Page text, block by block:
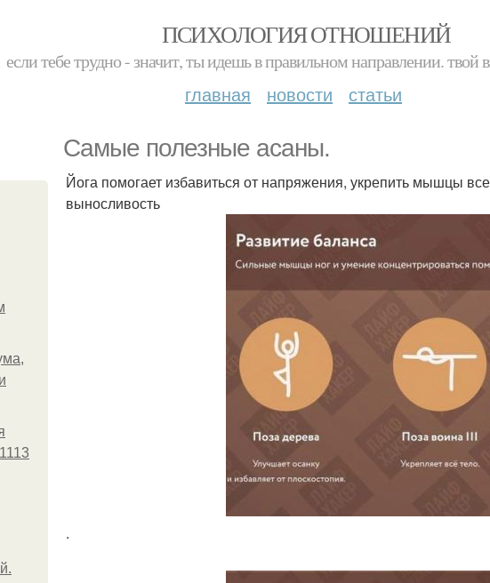
ПСИХОЛОГИЯ ОТНОШЕНИЙ
если тебе трудно - значит, ты идешь в правильном направлении. твой
главная новости статьи
Самые полезные асаны.
Йога помогает избавиться от напряжения, укрепить мышцы
выносливость
.